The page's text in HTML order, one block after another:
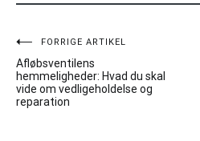
Indlægsnavigation
FORRIGE ARTIKEL
Afløbsventilens
hemmeligheder: Hvad du skal
vide om vedligeholdelse og
reparation